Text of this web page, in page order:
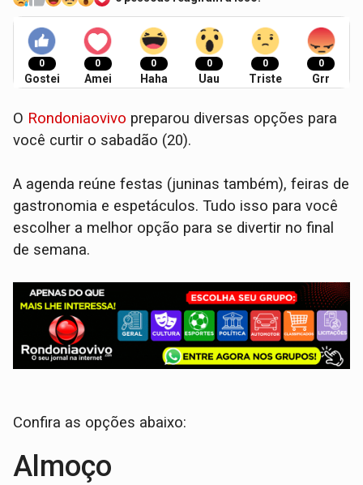
0
Gostei
0
Amei
0
Haha
0
Uau
0
Triste
0
Grr
O Rondoniaovivo preparou diversas opções para
você curtir o sabadão (20).
A agenda reúne festas (juninas também), feiras de
gastronomia e espetáculos. Tudo isso para você
escolher a melhor opção para se divertir no final
de semana.
Confira as opções abaixo:
Almoço